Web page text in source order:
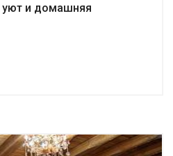
уют и домашняя